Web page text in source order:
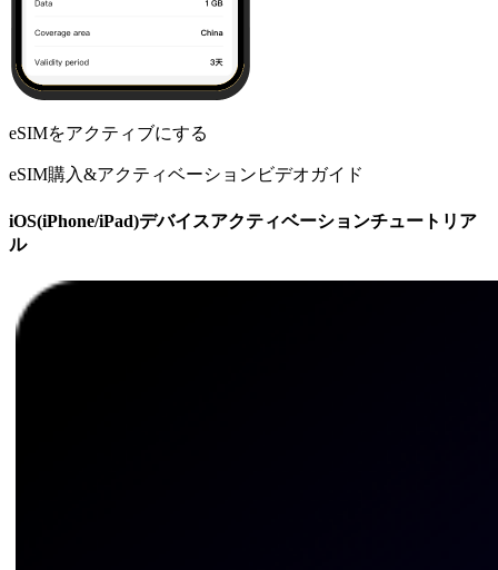
eSIMをアクティブにする
eSIM購入&アクティベーションビデオガイド
iOS(iPhone/iPad)デバイスアクティベーションチュートリア
ル